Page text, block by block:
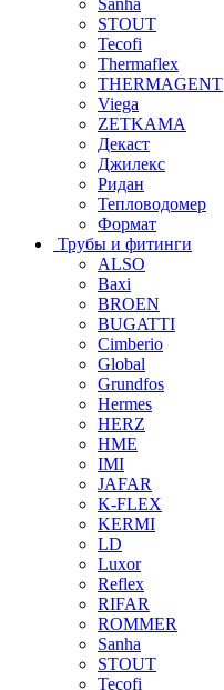
STOUT
Tecofi
Thermaflex
THERMAGENT
Viega
ZETKAMA
Декаст
Джилекс
Ридан
Тепловодомер
Формат
Трубы и фитинги
ALSO
Baxi
BROEN
BUGATTI
Cimberio
Global
Grundfos
Hermes
HERZ
HME
IMI
JAFAR
K-FLEX
KERMI
LD
Luxor
Reflex
RIFAR
ROMMER
Sanha
STOUT
Tecofi